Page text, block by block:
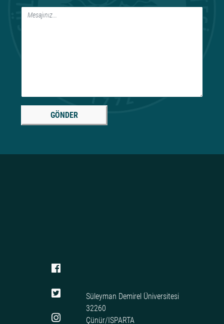
GÖNDER
Süleyman Demirel Üniversitesi
32260
Çünür/ISPARTA